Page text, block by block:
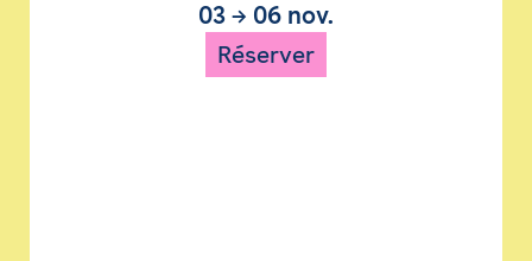
03 → 06 nov.
Réserver